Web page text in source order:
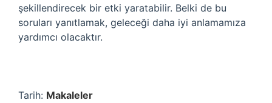
şekillendirecek bir etki yaratabilir. Belki de bu
soruları yanıtlamak, geleceği daha iyi anlamamıza
yardımcı olacaktır.
Tarih: Makaleler